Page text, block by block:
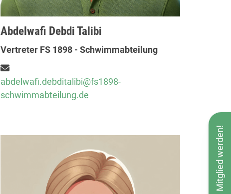
Abdelwafi Debdi Talibi
Vertreter FS 1898 - Schwimmabteilung
abdelwafi.debditalibi@fs1898-
schwimmabteilung.de
Mitglied werden!